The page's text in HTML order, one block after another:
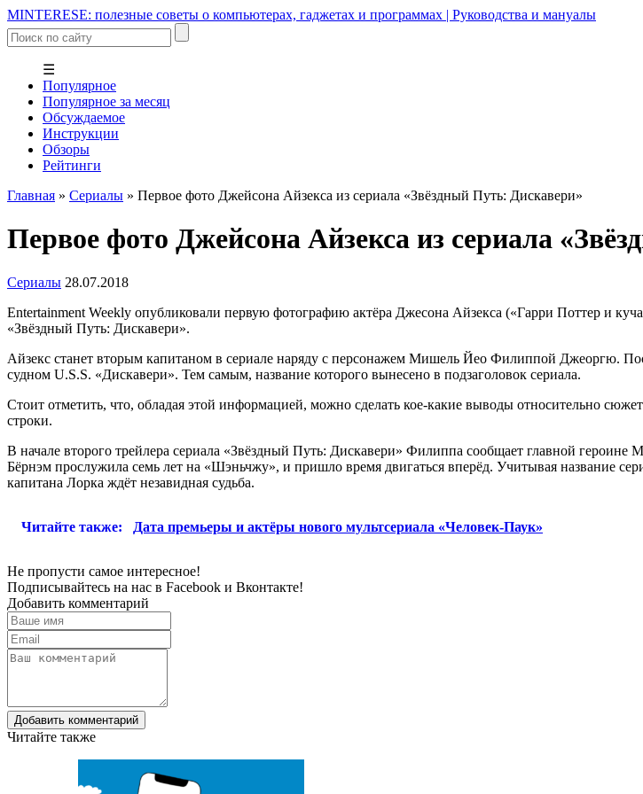
MINTERESE: полезные советы о компьютерах, гаджетах и программах | Руководства и мануалы
☰
Популярное
Популярное за месяц
Обсуждаемое
Инструкции
Обзоры
Рейтинги
Главная » Сериалы » Первое фото Джейсона Айзекса из сериала «Звёздный Путь: Дискавери»
Первое фото Джейсона Айзекса из сериала
Сериалы 28.07.2018
Entertainment Weekly опубликовали первую фотографию актёра Джесона Айзекса («Гарри Поттер и
«Звёздный Путь: Дискавери».
Айзекс станет вторым капитаном в сериале наряду с персонажем Мишель Йео Филиппой Джеоргю.
судном U.S.S. «Дискавери». Тем самым, название которого вынесено в подзаголовок сериала.
Стоит отметить, что, обладая этой информацией, можно сделать кое-какие выводы относительно
строки.
В начале второго трейлера сериала «Звёздный Путь: Дискавери» Филиппа сообщает главной
Бёрнэм прослужила семь лет на «Шэньчжу», и пришло время двигаться вперёд. Учитывая название
капитана Лорка ждёт незавидная судьба.
Читайте также: Дата премьеры и актёры нового мультсериала «Человек-Паук»
Не пропусти самое интересное!
Подписывайтесь на нас в Facebook и Вконтакте!
Добавить комментарий
Добавить комментарий
Читайте также